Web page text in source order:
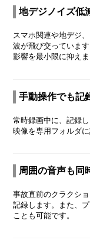
地デジノイズ低
スマホ関連や地デジ
波が飛び交っていま
影響を最小限に抑えま
手動操作でも記
常時録画中に、記録
映像を専用フォルダに
周囲の音声も同
事故直前のクラクシ
記録します。また、
ことも可能です。